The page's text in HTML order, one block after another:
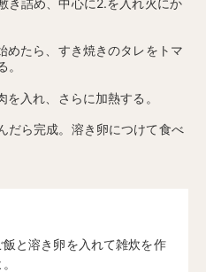
めたら、すき焼きのタレをトマ
入れ、さらに加熱する。
だら完成。溶き卵につけて食べ
と溶き卵を入れて雑炊を作